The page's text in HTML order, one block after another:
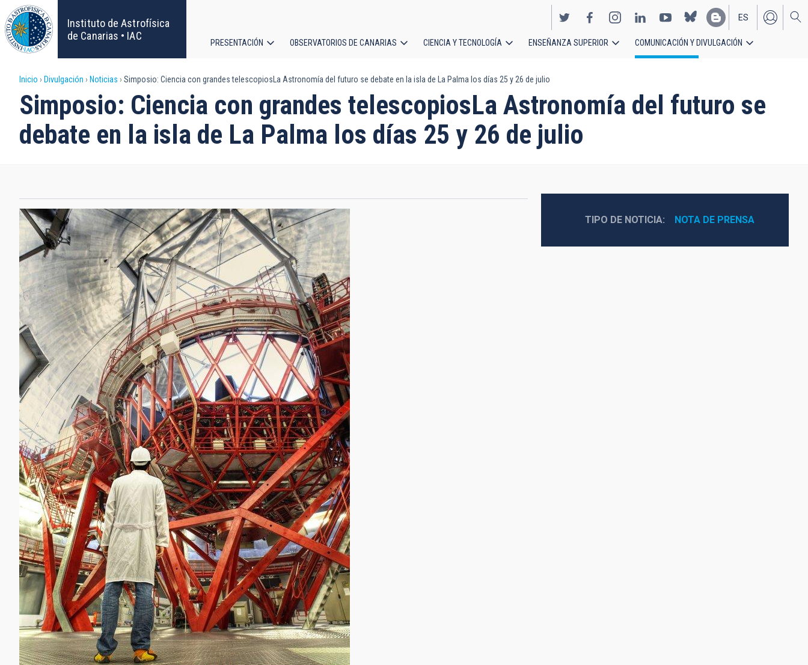
Pasar
al
contenido
principal
Instituto de Astrofísica
de Canarias • IAC
EN
ES
principal
PRESENTACIÓN OBSERVATORIOS DE CANARIAS CIENCIA Y TECNOLOGÍA ENSEÑANZA SUPERIOR COMUNICACIÓN Y DIVULGACIÓN
Sobrescribir
enlaces
de
a
la
navegación
Inicio Divulgación Noticias Simposio: Ciencia con grandes telescopiosLa Astronomía del futuro se debate en la isla de La Palma los días 25 y 26 de julio
Simposio: Ciencia con grandes telescopiosLa Astronomía del futuro se
debate en la isla de La Palma los días 25 y 26 de julio
TIPO DE NOTICIA NOTA DE PRENSA